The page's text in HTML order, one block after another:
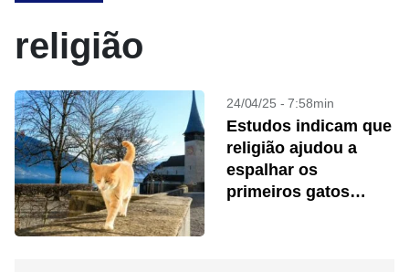
religião
24/04/25 - 7:58min
Estudos indicam que
religião ajudou a
espalhar os
primeiros gatos